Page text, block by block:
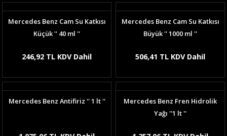
Mercedes Benz Cam Su Katkısı
Küçük '' 40 ml ''
246,92 TL KDV Dahil
Mercedes Benz Cam Su Katkısı
Büyük '' 1000 ml ''
506,41 TL KDV Dahil
Mercedes Benz Antifiriz '' 1 lt ''
Mercedes Benz Fren Hidrolik
Yağı ''1 lt ''